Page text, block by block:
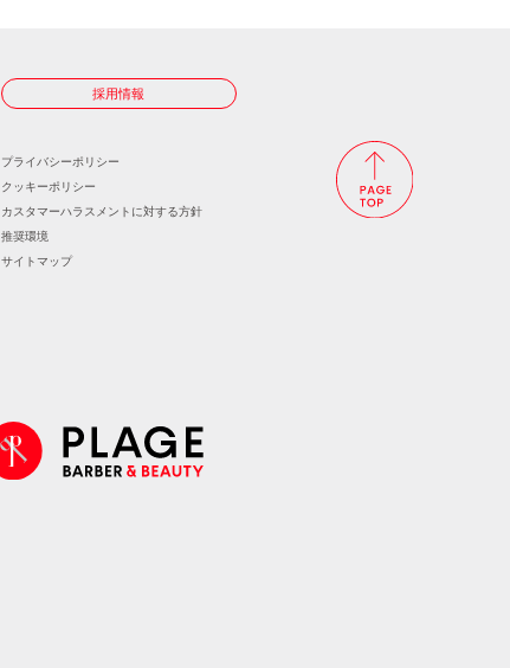
採用情報
プライバシーポリシー
クッキーポリシー
カスタマーハラスメントに対する方針
推奨環境
サイトマップ